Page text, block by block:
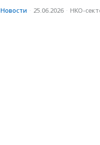
Новости · 25.06.2026 · НКО-